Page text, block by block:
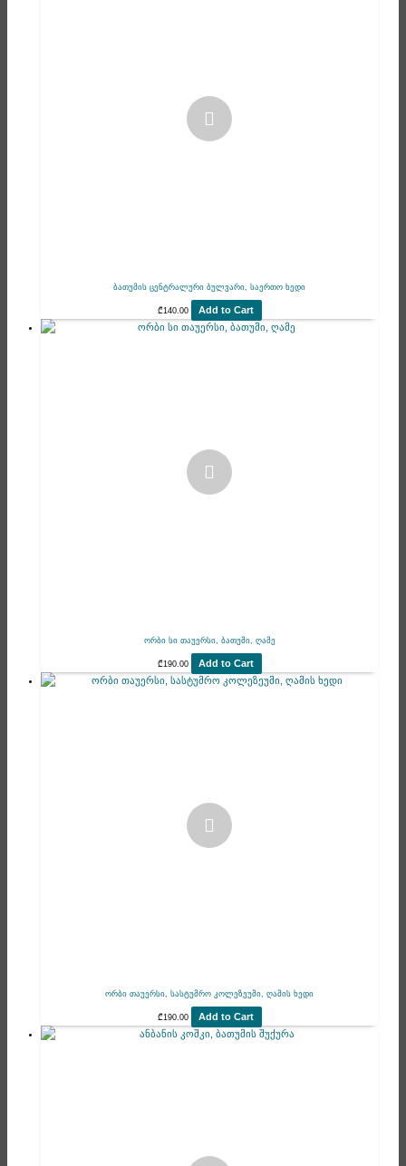
ბათუმის ცენტრალური ბულვარი, საერთო ხედი
₾140.00 Add to Cart
ორბი სი თაუერსი, ბათუმი, ღამე
₾190.00 Add to Cart
ორბი თაუერსი, სასტუმრო კოლეზეუმი, ღამის ხედი
₾190.00 Add to Cart